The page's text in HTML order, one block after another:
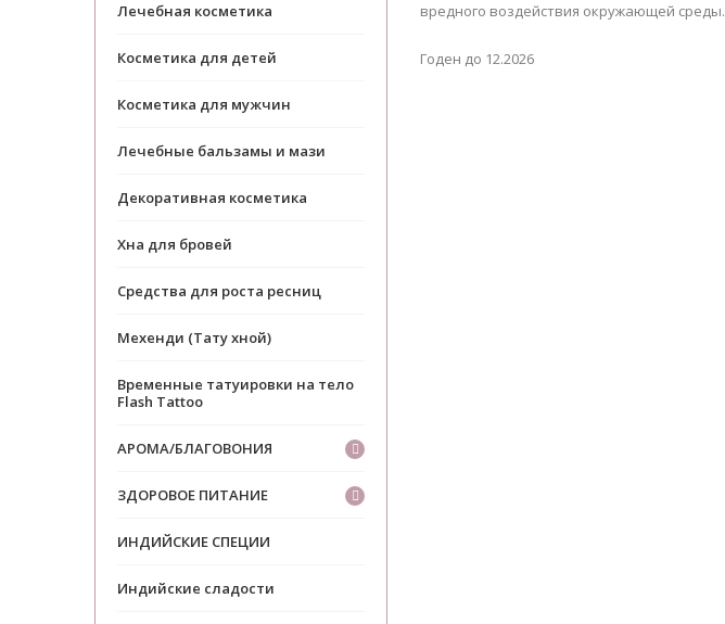
вредного воздействия окружающей среды.
Годен до 12.2026
Лечебная косметика
Косметика для детей
Косметика для мужчин
Лечебные бальзамы и мази
Декоративная косметика
Хна для бровей
Средства для роста ресниц
Мехенди (Тату хной)
Временные татуировки на тело
Flash Tattoo
АРОМА/БЛАГОВОНИЯ
ЗДОРОВОЕ ПИТАНИЕ
ИНДИЙСКИЕ СПЕЦИИ
Индийские сладости